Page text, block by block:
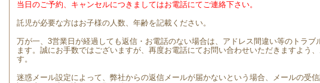
当日のご予約、キャンセルにつきましてはお電話にてご連絡下さい。
託児が必要な方はお子様の人数、年齢を記載ください。
万が一、3営業日が経過しても返信・お電話のない場合は、アドレス間違い等のトラブ
ます。誠にお手数ではございますが、再度お電話にてお問い合わせいただきますよう
す。
迷惑メール設定によって、弊社からの返信メールが届かないという場合、メールの受